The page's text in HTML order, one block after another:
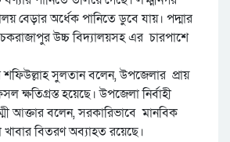
বেড়ার অর্ধেক পানিতে ডুবে যায়। পদ্মার
উচ্চ বিদ্যালয়সহ এর চারপাশে
সুলতান বলেন, উপজেলার প্রায়
ক্ষতিগ্রস্ত হয়েছে। উপজেলা নির্বাহী
আক্তার বলেন, সরকারিভাবে মানবিক
বিতরণ অব্যাহত রয়েছে।